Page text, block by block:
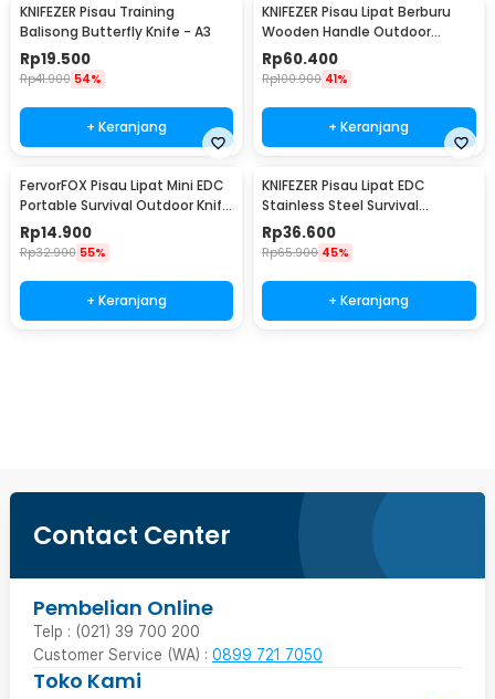
KNIFEZER Pisau Training
Balisong Butterfly Knife - A3
Rp19.500
Rp41.900 54%
+ Keranjang
KNIFEZER Pisau Lipat Berburu
Wooden Handle Outdoor
Survival Knife - CBF64
Rp60.400
Rp100.900 41%
+ Keranjang
FervorFOX Pisau Lipat Mini EDC
Portable Survival Outdoor Knife
- PMT5
Rp14.900
Rp32.900 55%
+ Keranjang
KNIFEZER Pisau Lipat EDC
Stainless Steel Survival
Outdoor Knife - 440C
Rp36.600
Rp65.900 45%
+ Keranjang
Contact Center
Pembelian Online
Telp : (021) 39 700 200
Customer Service (WA) : 0899 721 7050
Toko Kami